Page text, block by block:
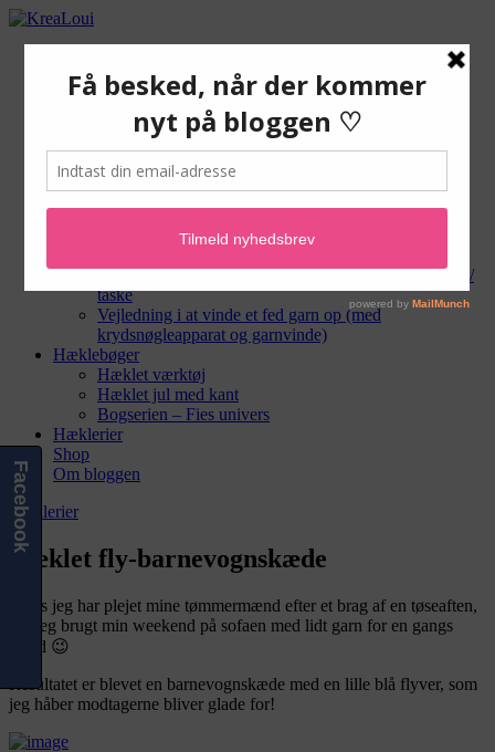
Hæklede tæpper og andet til hjemmet
Hæklede tasker og punge
Hæklede dyr og amigurumi
Hæklet til baby
Hæklet sangkuffert
Hæklevejledninger
Hæklegear
Hækle-forkortelser
Vejledning i montering af for og lynlås i hæklet pung /
taske
Vejledning i at vinde et fed garn op (med
krydsnøgleapparat og garnvinde)
Hæklebøger
Hæklet værktøj
Hæklet jul med kant
Bogserien – Fies univers
Hæklerier
Shop
Om bloggen
Hæklerier
Hæklet fly-barnevognskæde
Mens jeg har plejet mine tømmermænd efter et brag af en tøseaften,
har jeg brugt min weekend på sofaen med lidt garn for en gangs
skyld 😉
Resultatet er blevet en barnevognskæde med en lille blå flyver, som
jeg håber modtagerne bliver glade for!
Facebook